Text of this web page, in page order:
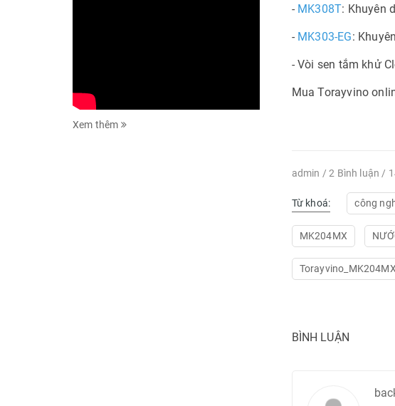
- MK308T: Khuyên
- MK303-EG:
- Vòi sen tắm khử
Mua Torayvino
admin / 2 Bình luận /
Từ khoá: công
MK204MX
Torayvino_MK204MX
BÌNH LUẬN
Xem thêm